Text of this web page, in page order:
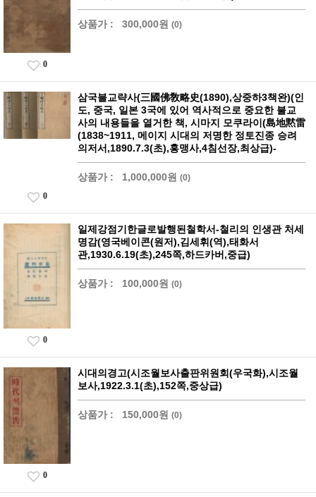
상품가 : 300,000원 (0)
0
삼국불교략사(三國佛敎略史(1890),상중하3책완)(인
도, 중국, 일본 3국에 있어 역사적으로 중요한 불교
사의 내용들을 열거한 책, 시마지 모쿠라이(島地黙雷
(1838~1911, 메이지 시대의 저명한 정토진종 승려
의저서,1890.7.3(초),홍맹사,4침선장,최상급)-
상품가 : 1,000,000원 (0)
0
일제강점기한글로발행된철학서-철리의 인생관 처세
명감(영국베이콘(원저),김세휘(역),태화서
관,1930.6.19(초),245쪽,하드카버,중급)
상품가 : 100,000원 (0)
0
시대의경고(시조월보사출판위원회(우국화),시조월
보사,1922.3.1(초),152쪽,중상급)
상품가 : 150,000원 (0)
0